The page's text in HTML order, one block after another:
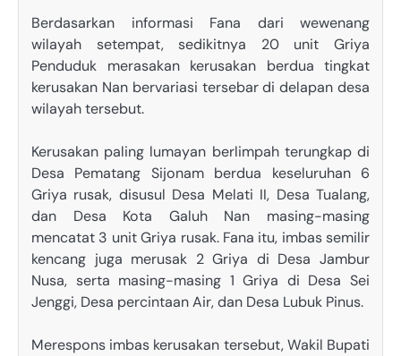
Berdasarkan informasi Fana dari wewenang
wilayah setempat, sedikitnya 20 unit Griya
Penduduk merasakan kerusakan berdua tingkat
kerusakan Nan bervariasi tersebar di delapan desa
wilayah tersebut.
Kerusakan paling lumayan berlimpah terungkap di
Desa Pematang Sijonam berdua keseluruhan 6
Griya rusak, disusul Desa Melati II, Desa Tualang,
dan Desa Kota Galuh Nan masing-masing
mencatat 3 unit Griya rusak. Fana itu, imbas semilir
kencang juga merusak 2 Griya di Desa Jambur
Nusa, serta masing-masing 1 Griya di Desa Sei
Jenggi, Desa percintaan Air, dan Desa Lubuk Pinus.
Merespons imbas kerusakan tersebut, Wakil Bupati